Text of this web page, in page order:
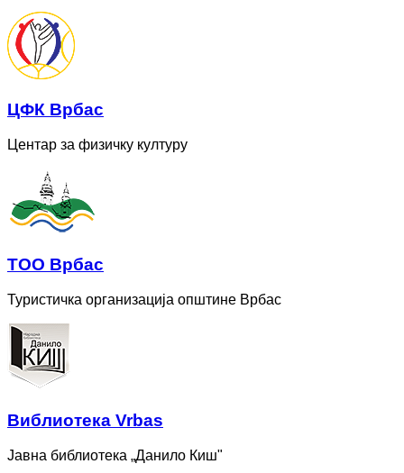
ЦФК Врбас
Центар за физичку културу
ТОО Врбас
Туристичка организација општине Врбас
Bиблиотека Vrbas
Јавна библиотека „Данило Киш"